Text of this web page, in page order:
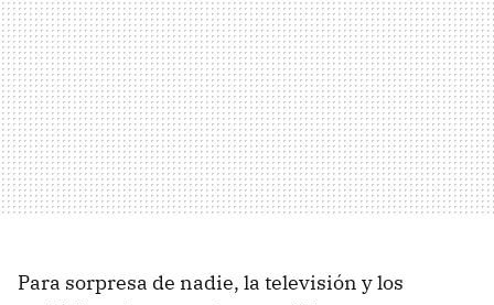
Para sorpresa de nadie, la televisión y los